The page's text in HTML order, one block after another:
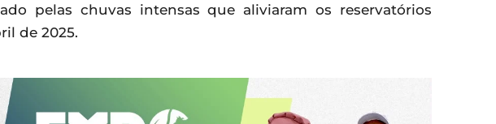
pelas chuvas intensas que aliviaram os reservatórios
de 2025.